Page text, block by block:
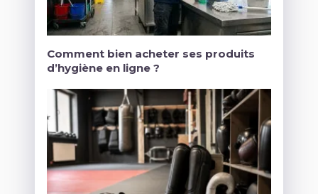
Comment bien acheter ses produits
d’hygiène en ligne ?